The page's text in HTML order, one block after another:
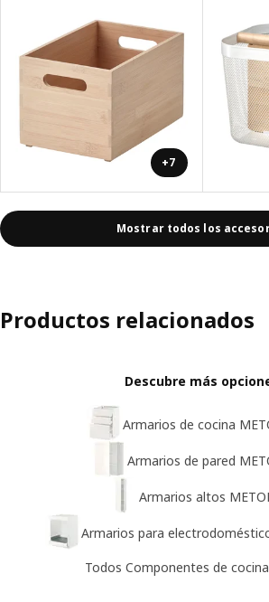
+7
Mostrar todos los
Productos relacionados
Descubre más
Armarios de cocina
Armarios de pared
Armarios altos
Armarios para
Todos Componentes de